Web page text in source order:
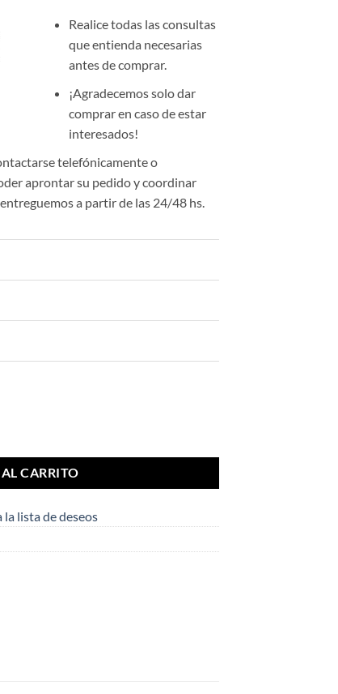
Realice todas las consultas
que entienda necesarias
antes de comprar.
¡Agradecemos solo dar
comprar en caso de estar
interesados!
telefónicamente o
aprontar su pedido y coordinar
a partir de las 24/48 hs.
CARRITO
la lista de deseos